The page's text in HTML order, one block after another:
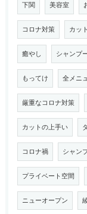
下関 美容室
コロナ対策 カット
癒やし シャンプ
もってけ 全メニ
厳重なコロナ対策
カットの上手い
コロナ禍 シャン
プライベート空間
ニューオープン